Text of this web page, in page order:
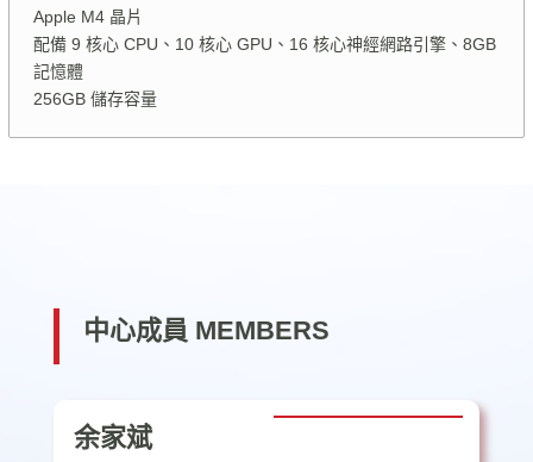
Apple M4 晶片
配備 9 核心CPU 、 10 核心GPU 、 16 核心神經網路引擎、8GB
記憶體
256GB 儲存容量
中心成員 MEMBERS
余家斌